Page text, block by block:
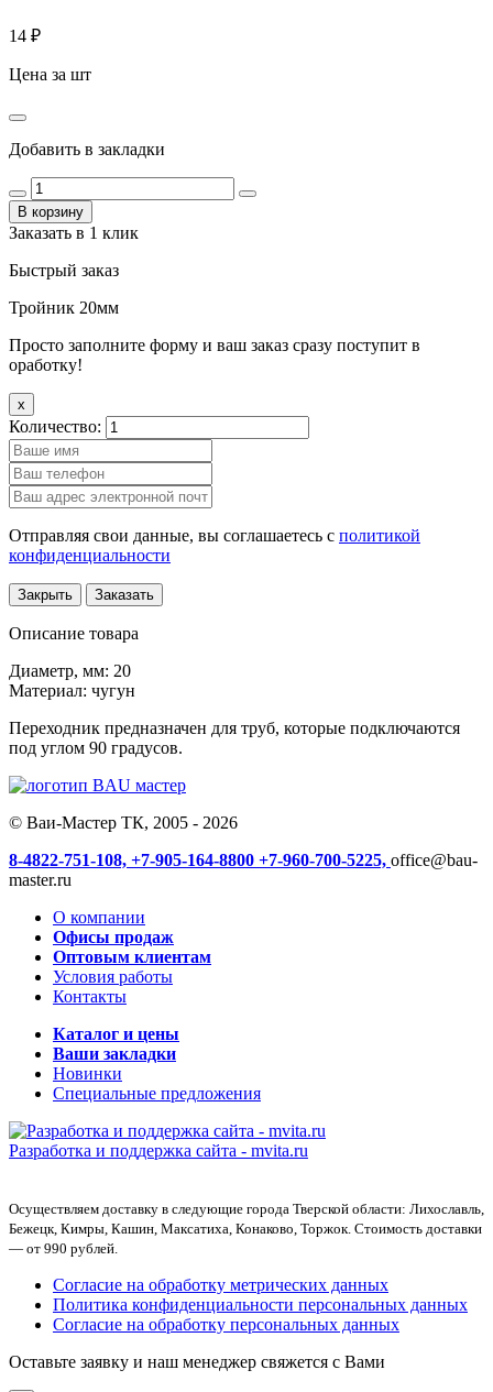
14 ₽
Цена за шт
Добавить в закладки
В корзину
Заказать в 1 клик
Быстрый заказ
Тройник 20мм
Просто заполните форму и ваш заказ сразу поступит в
оработку!
x
Количество:
Отправляя свои данные, вы соглашаетесь с политикой
конфиденциальности
Закрыть Заказать
Описание товара
Диаметр, мм: 20
Материал: чугун
Переходник предназначен для труб, которые подключаются
под углом 90 градусов.
© Ваи-Мастер ТК, 2005 - 2026
8-4822-751-108, +7-905-164-8800 +7-960-700-5225, office@bau-
master.ru
О компании
Офисы продаж
Оптовым клиентам
Условия работы
Контакты
Каталог и цены
Ваши закладки
Новинки
Специальные предложения
Разработка и поддержка сайта - mvita.ru
Осуществляем доставку в следующие города Тверской области: Лихославль,
Бежецк, Кимры, Кашин, Максатиха, Конаково, Торжок. Стоимость доставки
— от 990 рублей.
Согласие на обработку метрических данных
Политика конфиденциальности персональных данных
Согласие на обработку персональных данных
Оставьте заявку и наш менеджер свяжется с Вами